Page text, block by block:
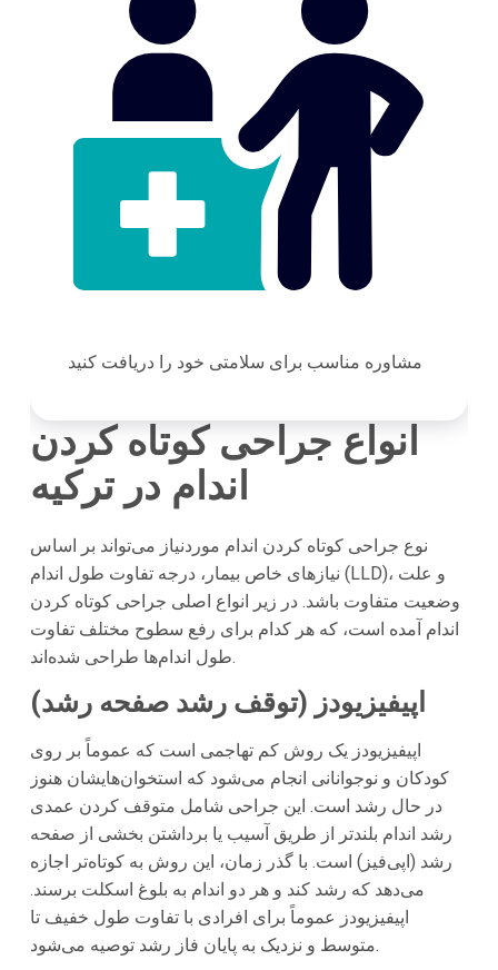
مشاوره مناسب برای سلامتی خود را دریافت کنید
انواع جراحی کوتاه کردن
اندام در ترکیه
نوع جراحی کوتاه کردن اندام موردنیاز می‌تواند بر اساس
نیازهای خاص بیمار، درجه تفاوت طول اندام (LLD)، و علت
وضعیت متفاوت باشد. در زیر انواع اصلی جراحی کوتاه کردن
اندام آمده است، که هر کدام برای رفع سطوح مختلف تفاوت
طول اندام‌ها طراحی شده‌اند.
اپیفیزیودز (توقف رشد صفحه رشد)
اپیفیزیودز یک روش کم تهاجمی است که عموماً بر روی
کودکان و نوجوانانی انجام می‌شود که استخوان‌هایشان هنوز
در حال رشد است. این جراحی شامل متوقف کردن عمدی
رشد اندام بلندتر از طریق آسیب یا برداشتن بخشی از صفحه
رشد (اپی‌فیز) است. با گذر زمان، این روش به کوتاه‌تر اجازه
می‌دهد که رشد کند و هر دو اندام به بلوغ اسکلت برسند.
اپیفیزیودز عموماً برای افرادی با تفاوت طول خفیف تا
متوسط و نزدیک به پایان فاز رشد توصیه می‌شود.